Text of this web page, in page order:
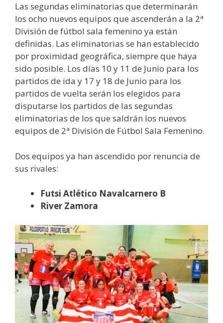
Las segundas eliminatorias que determinarán
los ocho nuevos equipos que ascenderán a la 2ª
División de fútbol sala femenino ya están
definidas. Las eliminatorias se han establecido
por proximidad geográfica, siempre que haya
sido posible. Los días 10 y 11 de Junio para los
partidos de ida y 17 y 18 de Junio para los
partidos de vuelta serán los elegidos para
disputarse los partidos de las segundas
eliminatorias de los que saldrán los nuevos
equipos de 2ª División de Fútbol Sala Femenino.
Dos equipos ya han ascendido por renuncia de
sus rivales:
Futsi Atlético Navalcarnero B
River Zamora